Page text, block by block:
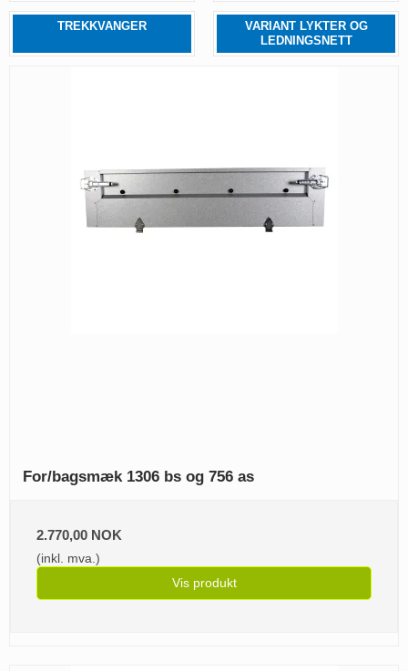
TREKKVANGER
VARIANT LYKTER OG
LEDNINGSNETT
For/bagsmæk 1306 bs og 756 as
2.770,00 NOK
(inkl. mva.)
Vis produkt